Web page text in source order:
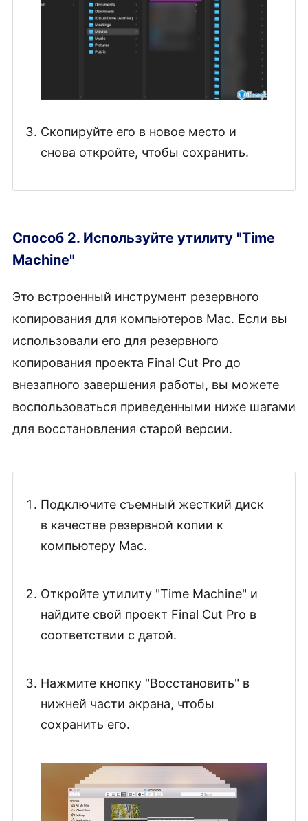
Скопируйте его в новое место и
снова откройте, чтобы сохранить.
Способ 2. Используйте утилиту "Time
Machine"
Это встроенный инструмент резервного
копирования для компьютеров Mac. Если вы
использовали его для резервного
копирования проекта Final Cut Pro до
внезапного завершения работы, вы можете
воспользоваться приведенными ниже шагами
для восстановления старой версии.
Подключите съемный жесткий диск
в качестве резервной копии к
компьютеру Mac.
Откройте утилиту "Time Machine" и
найдите свой проект Final Cut Pro в
соответствии с датой.
Нажмите кнопку "Восстановить" в
нижней части экрана, чтобы
сохранить его.